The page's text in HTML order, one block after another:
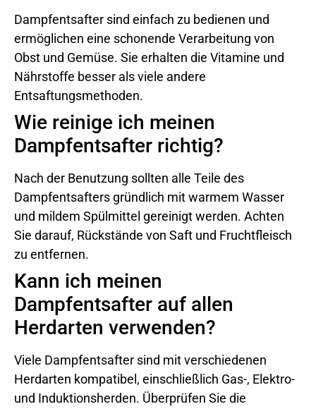
Dampfentsafter sind einfach zu bedienen und
ermöglichen eine schonende Verarbeitung von
Obst und Gemüse. Sie erhalten die Vitamine und
Nährstoffe besser als viele andere
Entsaftungsmethoden.
Wie reinige ich meinen
Dampfentsafter richtig?
Nach der Benutzung sollten alle Teile des
Dampfentsafters gründlich mit warmem Wasser
und mildem Spülmittel gereinigt werden. Achten
Sie darauf, Rückstände von Saft und Fruchtfleisch
zu entfernen.
Kann ich meinen
Dampfentsafter auf allen
Herdarten verwenden?
Viele Dampfentsafter sind mit verschiedenen
Herdarten kompatibel, einschließlich Gas-, Elektro-
und Induktionsherden. Überprüfen Sie die